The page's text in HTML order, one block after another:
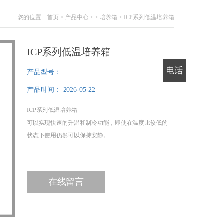
您的位置： 首页 > 产品中心 > > 培养箱 > ICP系列低温培养箱
ICP系列低温培养箱
产品型号：
产品时间： 2026-05-22
ICP系列低温培养箱
可以实现快速的升温和制冷功能，即使在温度比较低的
状态下使用仍然可以保持安静。
在线留言